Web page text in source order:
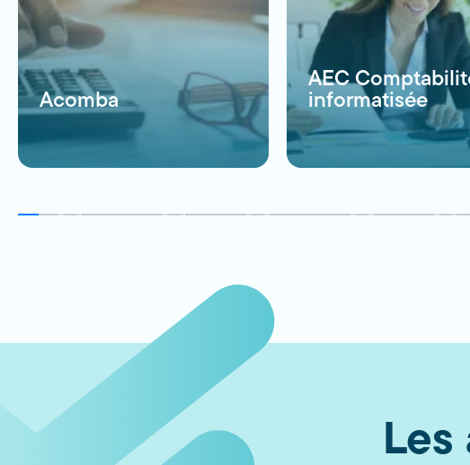
Acomba
AEC
informatisée
Les